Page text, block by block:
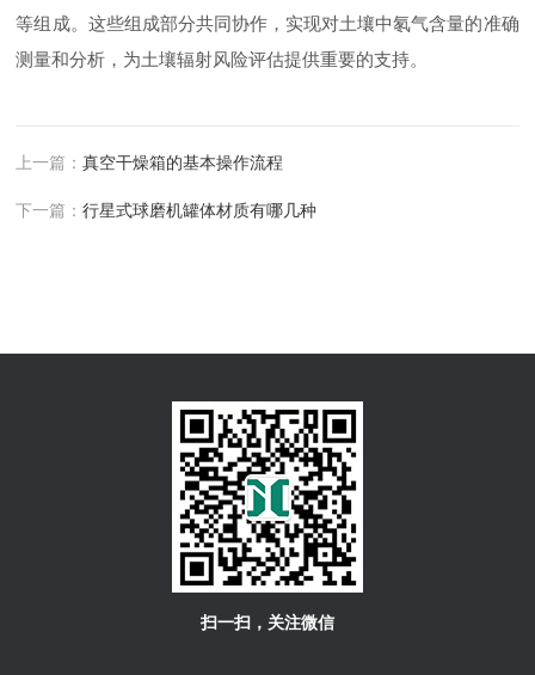
等组成。这些组成部分共同协作，实现对土壤中氡气含量的准确
测量和分析，为土壤辐射风险评估提供重要的支持。
上一篇：真空干燥箱的基本操作流程
下一篇：行星式球磨机罐体材质有哪几种
扫一扫，关注微信